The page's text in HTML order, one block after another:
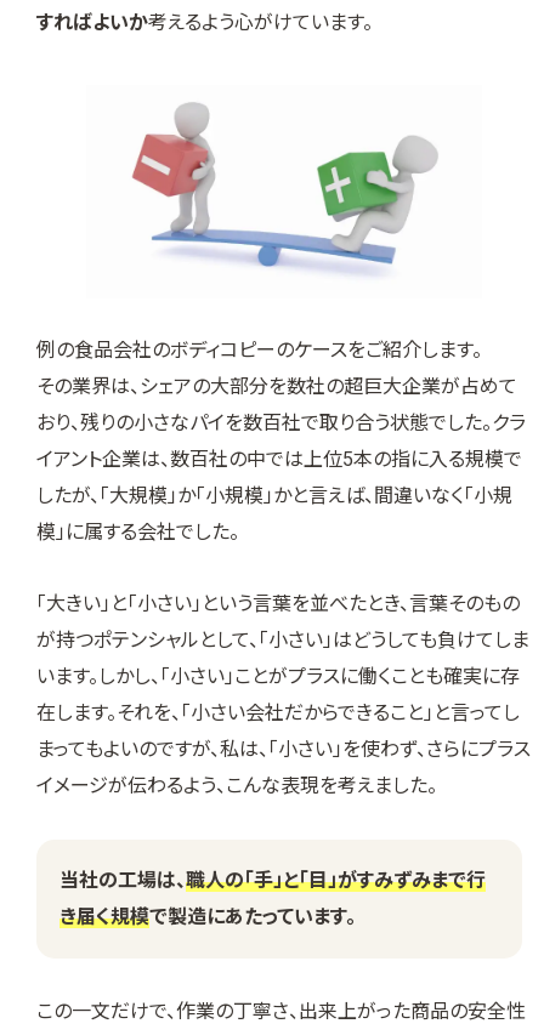
すればよいか考えるよう心がけています。
例の食品会社のボディコピーのケースをご紹介します。
その業界は、シェアの大部分を数社の超巨大企業が占めて
おり、残りの小さなパイを数百社で取り合う状態でした。クラ
イアント企業は、数百社の中では上位5本の指に入る規模で
したが、「大規模」か「小規模」かと言えば、間違いなく「小規
模」に属する会社でした。
「大きい」と「小さい」という言葉を並べたとき、言葉そのもの
が持つポテンシャルとして、「小さい」はどうしても負けてしま
います。しかし、「小さい」ことがプラスに働くことも確実に存
在します。それを、「小さい会社だからできること」と言ってし
まってもよいのですが、私は、「小さい」を使わず、さらにプラス
イメージが伝わるよう、こんな表現を考えました。
当社の工場は、職人の「手」と「目」がすみずみまで行
き届く規模で製造にあたっています。
この一文だけで、作業の丁寧さ、出来上がった商品の安全性